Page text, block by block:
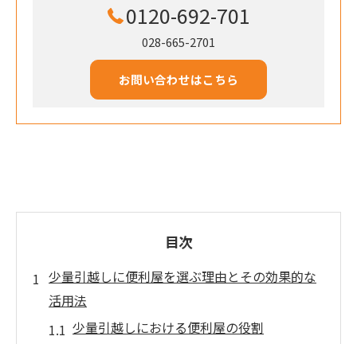
0120-692-701
028-665-2701
お問い合わせはこちら
目次
少量引越しに便利屋を選ぶ理由とその効果的な
活用法
少量引越しにおける便利屋の役割